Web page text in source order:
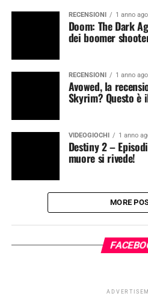
RECENSIONI 1 anno ago
Doom: The Dark
dei boomer
RECENSIONI 1 anno ago
Avowed, la
Skyrim? Questo è
VIDEOGIOCHI 1 anno
Destiny 2 –
muore si rivede!
MORE